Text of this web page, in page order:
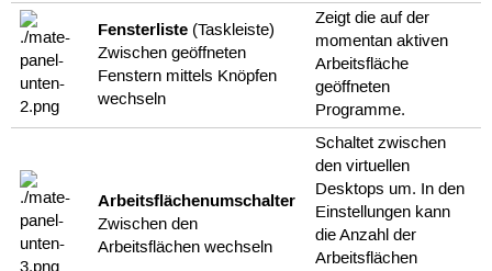
Fensterliste (Taskleiste)
Zwischen geöffneten
Fenstern mittels Knöpfen
wechseln
Zeigt die auf der
momentan aktiven
Arbeitsfläche
geöffneten
Programme.
Arbeitsflächenumschalter
Zwischen den
Arbeitsflächen wechseln
Schaltet zwischen
den virtuellen
Desktops um. In den
Einstellungen kann
die Anzahl der
Arbeitsflächen